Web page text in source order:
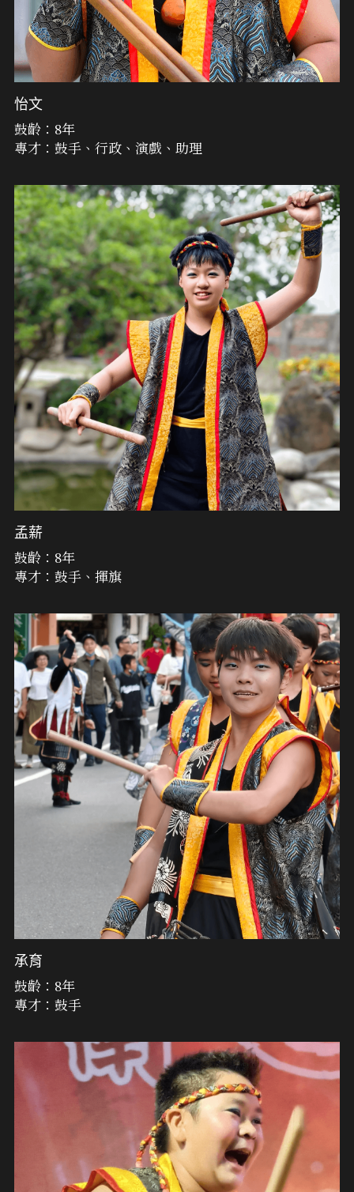
怡文
鼓齡：8年
專才：鼓手、行政、演戲、助理
孟薪
鼓齡：8年
專才：鼓手、揮旗
承育
鼓齡：8年
專才：鼓手